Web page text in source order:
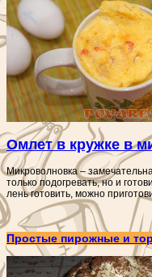
Омлет в кружке в
Микроволновка –
только подогревать, но и
лень готовить, можно
Простые пирожные и